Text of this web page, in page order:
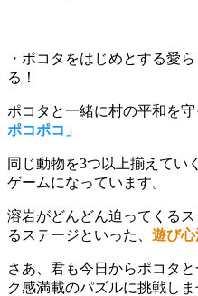
・ポコタをはじめとする愛
る！
ポコタと一緒に村の平和を
ポコポコ」
同じ動物を3つ以上揃えてい
ゲームになっています。
溶岩がどんどん迫ってくる
るステージといった、 遊び
さあ、君も今日からポコタ
ク感満載のパズルに挑戦しま